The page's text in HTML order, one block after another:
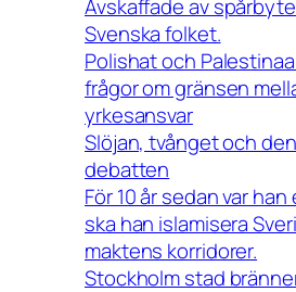
Avskaffade av
Svenska folket.
Polishat och
frågor om gränsen
yrkesansvar
Slöjan, tvånget och
debatten
För 10 år sedan var
ska han islamisera
maktens korridorer.
Stockholm stad